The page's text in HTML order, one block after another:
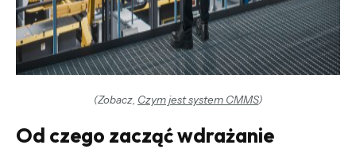
(Zobacz, Czym jest system CMMS)
Od czego zacząć wdrażanie